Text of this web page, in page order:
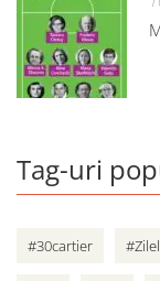
Tag-uri
#30cartier